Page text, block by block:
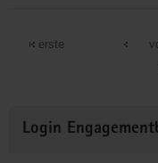
Annaberg
erste
Informationen
Login